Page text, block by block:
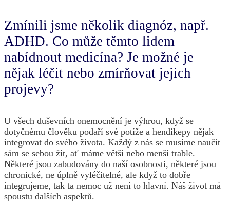
Zmínili jsme několik diagnóz, např.
ADHD. Co může těmto lidem
nabídnout medicína? Je možné je
nějak léčit nebo zmírňovat jejich
projevy?
U všech duševních onemocnění je výhrou, když se
dotyčnému člověku podaří své potíže a hendikepy nějak
integrovat do svého života. Každý z nás se musíme naučit
sám se sebou žít, ať máme větší nebo menší trable.
Některé jsou zabudovány do naší osobnosti, některé jsou
chronické, ne úplně vyléčitelné, ale když to dobře
integrujeme, tak ta nemoc už není to hlavní. Náš život má
spoustu dalších aspektů.